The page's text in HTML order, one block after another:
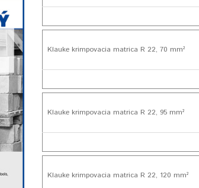
Klauke krimpovacia matrica R 22, 70 mm²
Klauke krimpovacia matrica R 22, 95 mm²
Klauke krimpovacia matrica R 22, 120 mm²